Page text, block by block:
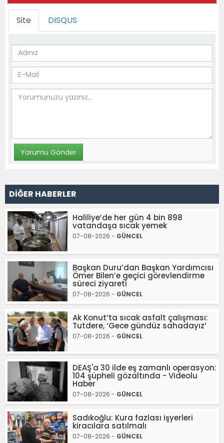
Site DISQUS
DİĞER HABERLER
Haliliye’de her gün 4 bin 898
vatandaşa sıcak yemek
07-08-2026 - GÜNCEL
Başkan Duru’dan Başkan Yardımcısı
Ömer Bilen’e geçici görevlendirme
süreci ziyareti
07-08-2026 - GÜNCEL
Ak Konut’ta sıcak asfalt çalışması:
Tutdere, ‘Gece gündüz sahadayız’
07-08-2026 - GÜNCEL
DEAŞ'a 30 ilde eş zamanlı operasyon:
104 şüpheli gözaltında - Videolu
Haber
07-08-2026 - GÜNCEL
Sadıkoğlu: Kura fazlası işyerleri
kiracılara satılmalı
07-08-2026 - GÜNCEL